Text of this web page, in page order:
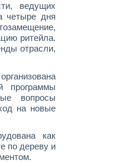
ведущих
четыре дня
ритейла.
отрасли,
программы
вопросы
на новые
как
по дереву и